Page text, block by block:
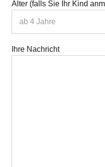
Alter (falls Sie Ihr Kind
Ihre Nachricht